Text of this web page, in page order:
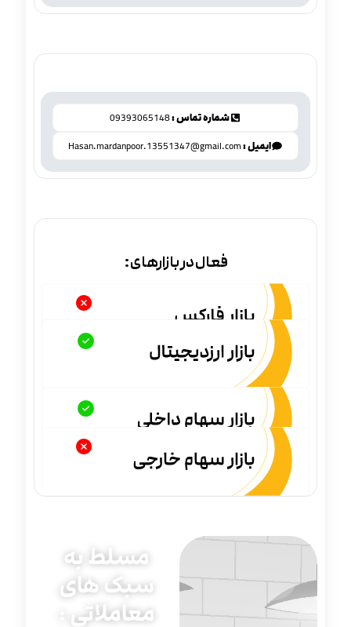
شماره تماس :09393065148
ایمیل :Hasan.mardanpoor.13551347@gmail.com
فعال در بازارهای:
مسلط به
سبک های
معاملاتی :